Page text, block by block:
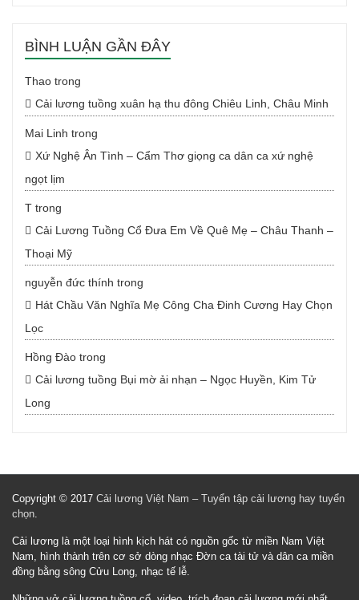
BÌNH LUẬN GẦN ĐÂY
Thao trong
Cải lương tuồng xuân hạ thu đông Chiêu Linh, Châu Minh
Mai Linh trong
Xứ Nghệ Ân Tình – Cẩm Thơ giọng ca dân ca xứ nghệ
ngọt lịm
T trong
Cải Lương Tuồng Cổ Đưa Em Về Quê Mẹ – Châu Thanh –
Thoại Mỹ
nguyễn đức thính trong
Hát Chầu Văn Nghĩa Mẹ Công Cha Đinh Cương Hay Chọn
Lọc
Hồng Đào trong
Cải lương tuồng Bụi mờ ải nhạn – Ngọc Huyền, Kim Tử
Long
Copyright © 2017 Cải lương Việt Nam – Tuyển tập cải lương hay tuyển
chọn.
Cải lương là một loại hình kịch hát có nguồn gốc từ miền Nam Việt
Nam, hình thành trên cơ sở dòng nhạc Đờn ca tài tử và dân ca miền
đồng bằng sông Cửu Long, nhạc tế lễ.